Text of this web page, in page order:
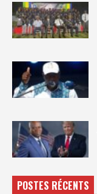
POSTES RÉCENTS